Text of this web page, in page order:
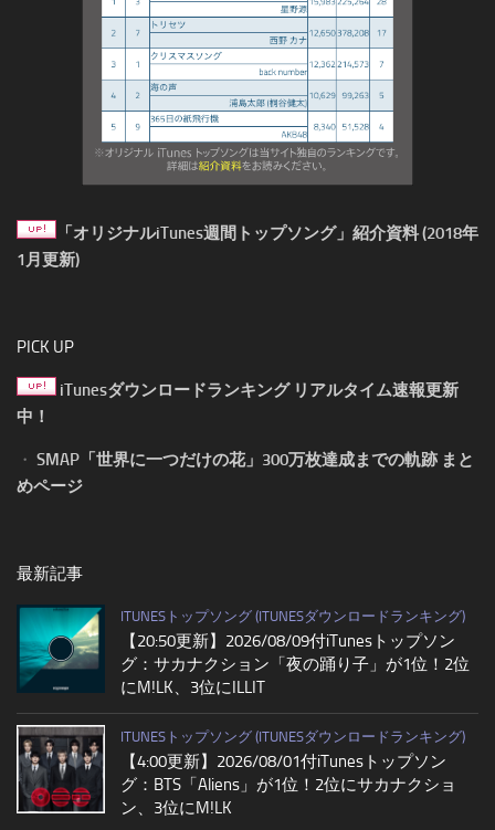
「オリジナルiTunes週間トップソング」紹介資料 (2018年
1月更新)
PICK UP
iTunesダウンロードランキング リアルタイム速報更新
中！
・ SMAP「世界に一つだけの花」300万枚達成までの軌跡 まと
めページ
最新記事
ITUNESトップソング (ITUNESダウンロードランキング)
【20:50更新】2026/08/09付iTunesトップソン
グ：サカナクション「夜の踊り子」が1位！2位
にM!LK、3位にILLIT
ITUNESトップソング (ITUNESダウンロードランキング)
【4:00更新】2026/08/01付iTunesトップソン
グ：BTS「Aliens」が1位！2位にサカナクショ
ン、3位にM!LK